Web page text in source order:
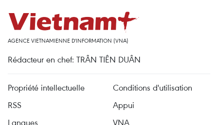
AGENCE VIETNAMIENNE D'INFORMATION (VNA)
Rédacteur en chef: TRÂN TIÊN DUÂN
Propriété intellectuelle
Conditions d'utilisation
RSS
Appui
Langues
VNA